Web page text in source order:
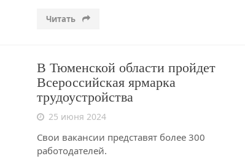
Читать
В Тюменской области пройдет
Всероссийская ярмарка
трудоустройства
25 июня 2024
Свои вакансии представят более 300
работодателей.